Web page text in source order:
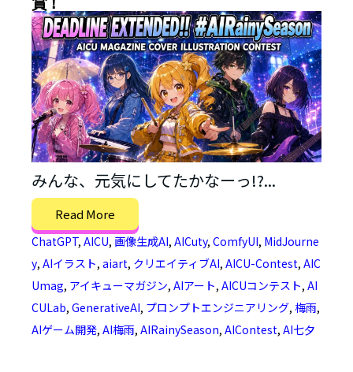
みんな、元気にしてたかなーっ!?...
Read More
ChatGPT, AICU, 画像生成AI, AICuty, ComfyUI, MidJourne
y, AIイラスト, aiart, クリエイティブAI, AICU-Contest, AIC
Umag, アイキューマガジン, AIアート, AICUコンテスト, AI
CULab, GenerativeAI, プロンプトエンジニアリング, 梅雨,
AIゲーム開発, AI梅雨, AIRainySeason, AIContest, AI七夕